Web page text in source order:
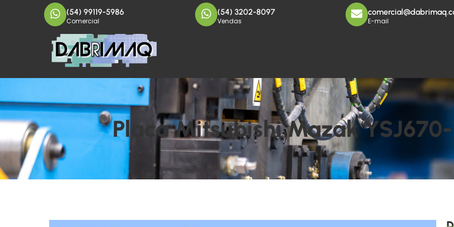
(54) 99119-5986
Comercial
(54) 3202-8097
Vendas E-mail
Placa Mitsubishi Mazak YSJ670-